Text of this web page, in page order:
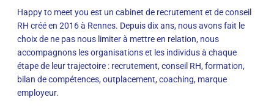
Happy to meet you est un cabinet de recrutement et de conseil
RH créé en 2016 à Rennes. Depuis dix ans, nous avons fait le
choix de ne pas nous limiter à mettre en relation, nous
accompagnons les organisations et les individus à chaque
étape de leur trajectoire : recrutement, conseil RH, formation,
bilan de compétences, outplacement, coaching, marque
employeur.